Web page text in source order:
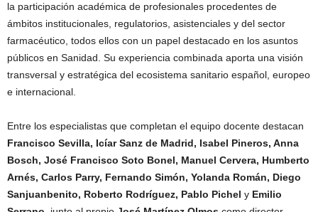
la participación académica de profesionales procedentes de
ámbitos institucionales, regulatorios, asistenciales y del sector
farmacéutico, todos ellos con un papel destacado en los asuntos
públicos en Sanidad. Su experiencia combinada aporta una visión
transversal y estratégica del ecosistema sanitario español, europeo
e internacional.
Entre los especialistas que completan el equipo docente destacan
Francisco Sevilla, Icíar Sanz de Madrid, Isabel Pineros, Anna
Bosch, José Francisco Soto Bonel, Manuel Cervera, Humberto
Arnés, Carlos Parry, Fernando Simón, Yolanda Román, Diego
Sanjuanbenito, Roberto Rodríguez, Pablo Pichel y Emilio